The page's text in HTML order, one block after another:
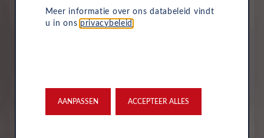
Tarragon / Night Sky Black Metallic
Nieuw
Meer informatie over ons databeleid vindt
u in ons privacybeleid
AANPASSEN ACCEPTEER ALLES